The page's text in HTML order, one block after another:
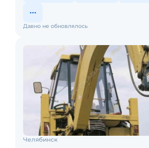
Давно не обновлялось
Челябинск